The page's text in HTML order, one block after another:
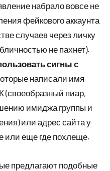
набрало вовсе не
фейкового аккаунта
случаев через личку
не пахнет).
сигны с
написали имя
(своеобразный пиар,
имиджа группы и
или адрес сайта у
или еще где похлеще.
предлагают подобные